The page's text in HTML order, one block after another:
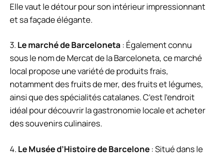
Elle vaut le détour pour son intérieur impressionnant
et sa façade élégante.
3. Le marché de Barceloneta : Également connu
sous le nom de Mercat de la Barceloneta, ce marché
local propose une variété de produits frais,
notamment des fruits de mer, des fruits et légumes,
ainsi que des spécialités catalanes. C’est l’endroit
idéal pour découvrir la gastronomie locale et acheter
des souvenirs culinaires.
4. Le Musée d’Histoire de Barcelone: Situé dans le